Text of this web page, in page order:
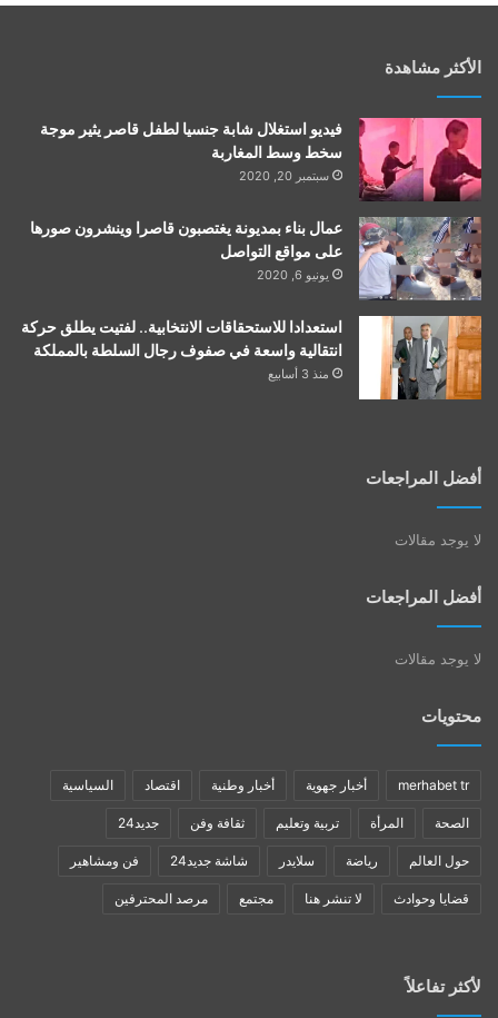
الأكثر مشاهدة
فيديو استغلال شابة جنسيا لطفل قاصر يثير موجة
سخط وسط المغاربة
سبتمبر 20, 2020
عمال بناء بمديونة يغتصبون قاصرا وينشرون صورها
على مواقع التواصل
يونيو 6, 2020
استعدادا للاستحقاقات الانتخابية.. لفتيت يطلق حركة
انتقالية واسعة في صفوف رجال السلطة بالمملكة
منذ 3 أسابيع
أفضل المراجعات
لا يوجد مقالات
أفضل المراجعات
لا يوجد مقالات
محتويات
merhabet tr أخبار جهوية أخبار وطنية اقتصاد السياسية
الصحة المرأة تربية وتعليم ثقافة وفن جديد24
حول العالم رياضة سلايدر شاشة جديد24 فن ومشاهير
قضايا وحوادث لا تنشر هنا مجتمع مرصد المحترفين
لأكثر تفاعلاً